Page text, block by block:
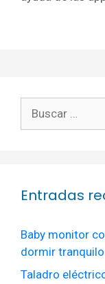
Entradas
Baby monitor
dormir tranquilo
Taladro